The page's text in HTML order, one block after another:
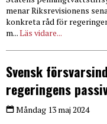
menar Riksrevisionens
konkreta råd för
m...Läs vidare...
Svensk
regeringens
Måndag 13 maj 2024